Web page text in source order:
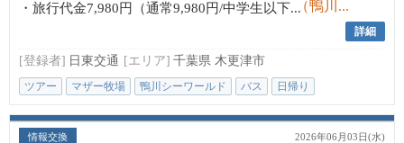
・旅行代金7,980円（通常9,980円/中学生以下...
詳細
[登録者] 日東交通 [エリア] 千葉県 木更津市
ツアー マザー牧場 鴨川シーワールド バス 日帰り
情報交換 2026年06月03日(水)